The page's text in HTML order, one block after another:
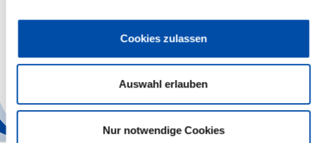
Cookies zulassen
Auswahl erlauben
Nur notwendige Cookies
Privatkunden auch im Original-Verkaufskarton sammeln und dann
direkt bei der PDR die kostenfreie Abholung anfordern. Sie
erhalten dann einen Entsorgungsnachweis mit
Tel.: 0800/78 36 736 (freephone)
Weitere Infos aufwww.pdr.de